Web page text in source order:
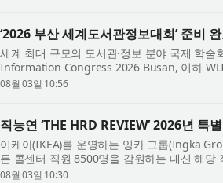
‘2026 부산 세계도서관정보대회’ 준비
세계 최대 규모의 도서관·정보 분야 국제 학
Information Congress 2026 Busan, 이하
(BEXCO)에서 개최된다. 국제도서관협회연맹
08월 03일 10:56
직능연 ‘THE HRD REVIEW’ 2026년
이케아(IKEA)를 운영하는 잉카 그룹(Ingka
든 콜센터 직원 8500명을 감원하는 대신 해당
신규 서비스를 개시했다. 그 결과,...
08월 03일 10:30